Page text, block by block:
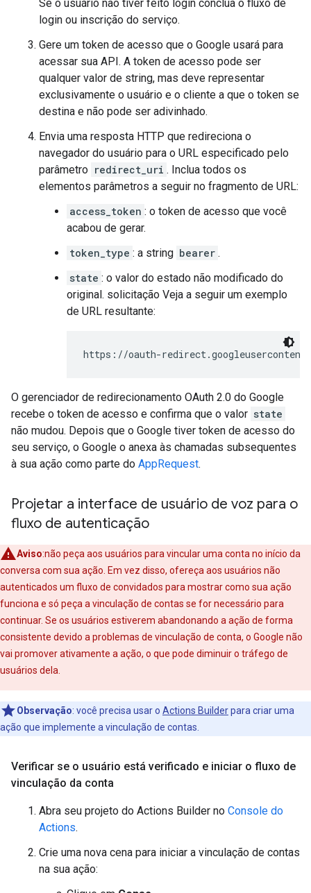
Se o usuário não tiver feito login conclua o fluxo de
login ou inscrição do serviço.
Gere um token de acesso que o Google usará para
acessar sua API. A token de acesso pode ser
qualquer valor de string, mas deve representar
exclusivamente o usuário e o cliente a que o token se
destina e não pode ser adivinhado.
Envia uma resposta HTTP que redireciona o
navegador do usuário para o URL especificado pelo
parâmetro redirect_uri . Inclua todos os
elementos parâmetros a seguir no fragmento de URL:
access_token : o token de acesso que você
acabou de gerar.
token_type : a string bearer .
state : o valor do estado não modificado do
original. solicitação Veja a seguir um exemplo
de URL resultante:
https://oauth-
O gerenciador de redirecionamento OAuth 2.0 do Google
recebe o token de acesso e confirma que o valor state
não mudou. Depois que o Google tiver token de acesso do
seu serviço, o Google o anexa às chamadas subsequentes
à sua ação como parte do AppRequest.
Projetar a interface de usuário de voz para o
fluxo de autenticação
Aviso:não peça aos usuários para vincular uma conta no início da
conversa com sua ação. Em vez disso, ofereça aos usuários não
autenticados um fluxo de convidados para mostrar como sua ação
funciona e só peça a vinculação de contas se for necessário para
continuar. Se os usuários estiverem abandonando a ação de forma
consistente devido a problemas de vinculação de conta, o Google não
vai promover ativamente a ação, o que pode diminuir o tráfego de
usuários dela.
Observação: você precisa usar o Actions Builderpara criar uma
ação que implemente a vinculação de contas.
Verificar se o usuário está verificado e iniciar o fluxo de
vinculação da conta
Abra seu projeto do Actions Builder no Console do
Actions.
Crie uma nova cena para iniciar a vinculação de contas
na sua ação: